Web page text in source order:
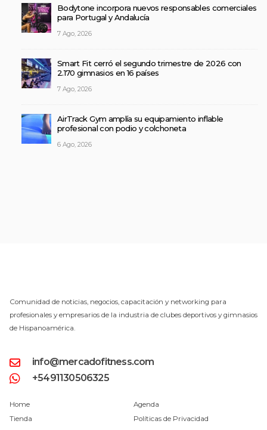
Bodytone incorpora nuevos responsables comerciales
para Portugal y Andalucía
7 Ago, 2026
Smart Fit cerró el segundo trimestre de 2026 con
2.170 gimnasios en 16 países
7 Ago, 2026
AirTrack Gym amplía su equipamiento inflable
profesional con podio y colchoneta
6 Ago, 2026
Comunidad de noticias, negocios, capacitación y networking para
profesionales y empresarios de la industria de clubes deportivos y gimnasios
de Hispanoamérica.
info@mercadofitness.com
+5491130506325
Home
Tienda
Agenda
Políticas de Privacidad